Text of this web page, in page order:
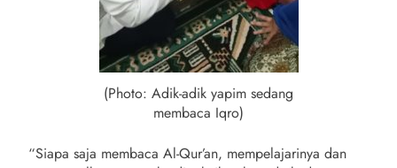
(Photo: Adik-adik yapim sedang
membaca Iqro)
“Siapa saja membaca Al-Qur’an, mempelajarinya dan